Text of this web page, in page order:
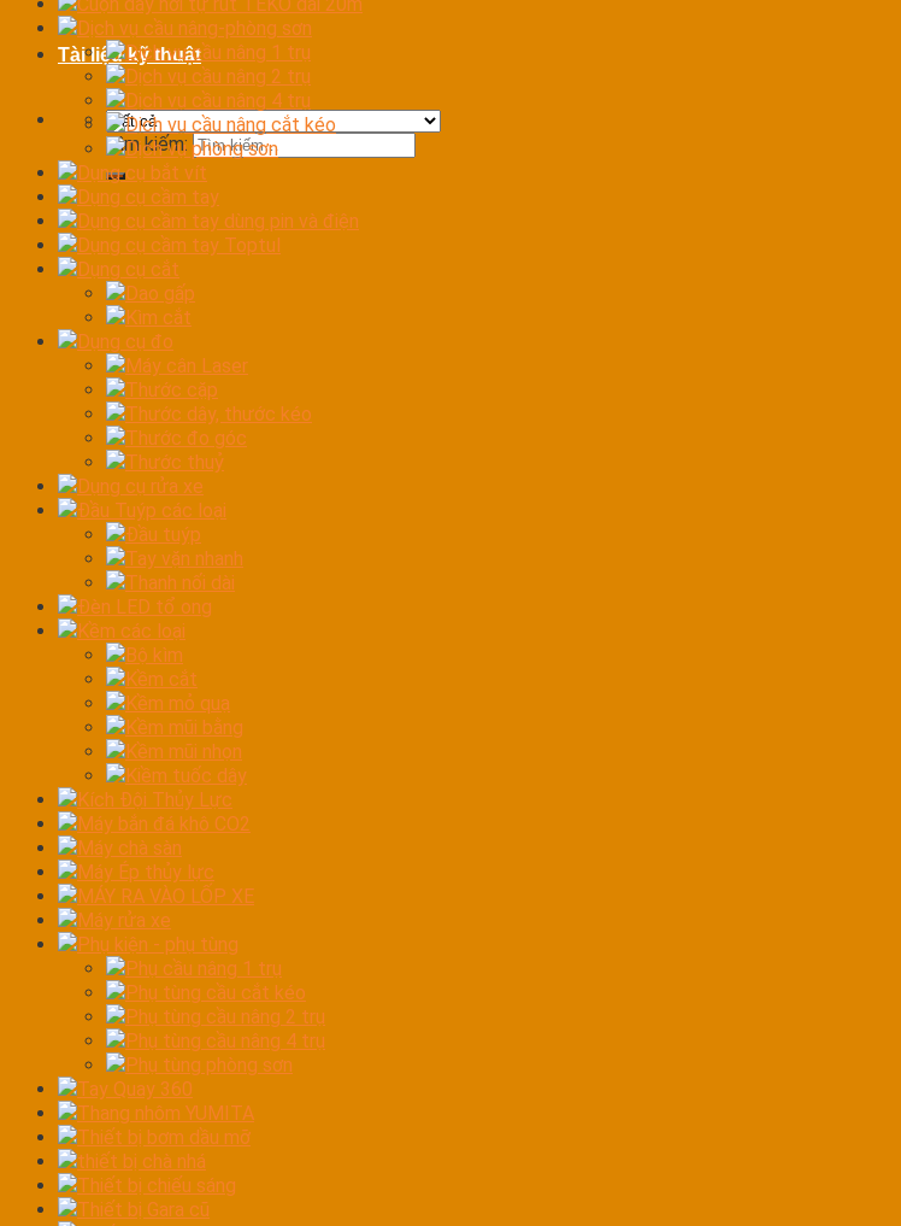
Tài liệu kỹ thuật
Tìm kiếm:
Dịch vụ cầu nâng-phòng sơn
Dịch vụ cầu nâng 1 trụ
Dịch vụ cầu nâng 2 trụ
Dịch vụ cầu nâng 4 trụ
Dịch vụ cầu nâng cắt kéo
Dịch vụ phòng sơn
Dụng cụ bắt vít
Dụng cụ cầm tay
Dụng cụ cầm tay dùng pin và điện
Dụng cụ cầm tay Toptul
Dụng cụ cắt
Dao gấp
Kìm cắt
Dụng cụ đo
Máy cân Laser
Thước cặp
Thước dây, thước kéo
Thước đo góc
Thước thuỷ
Dụng cụ rửa xe
Đầu Tuýp các loại
Đầu tuýp
Tay vặn nhanh
Thanh nối dài
Đèn LED tổ ong
Kềm các loại
Bộ kìm
Kềm cắt
Kềm mỏ quạ
Kềm mũi bằng
Kềm mũi nhọn
Kiềm tuốc dây
Kích Đội Thủy Lực
Máy bắn đá khô CO2
Máy chà sàn
Máy Ép thủy lực
MÁY RA VÀO LỐP XE
Máy rửa xe
Phụ kiện - phụ tùng
Phụ cầu nâng 1 trụ
Phụ tùng cầu cắt kéo
Phụ tùng cầu nâng 2 trụ
Phụ tùng cầu nâng 4 trụ
Phụ tùng phòng sơn
Tay Quay 360
Thang nhôm YUMITA
Thiết bị bơm dầu mỡ
thiết bị chà nhá
Thiết bị chiếu sáng
Thiết bị Gara cũ